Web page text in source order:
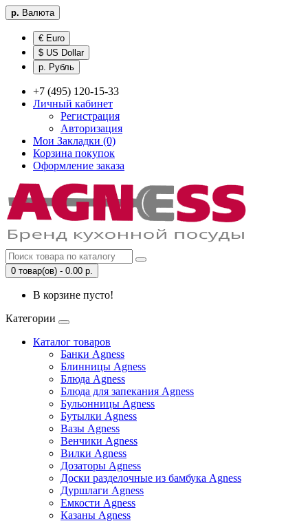
р. Валюта
€ Euro
$ US Dollar
р. Рубль
+7 (495) 120-15-33
Личный кабинет
Регистрация
Авторизация
Мои Закладки (0)
Корзина покупок
Оформление заказа
0 товар(ов) - 0.00 р.
В корзине пусто!
Категории
Каталог товаров
Банки Agness
Блинницы Agness
Блюда Agness
Блюда для запекания Agness
Бульонницы Agness
Бутылки Agness
Вазы Agness
Венчики Agness
Вилки Agness
Дозаторы Agness
Доски разделочные из бамбука Agness
Дуршлаги Agness
Емкости Agness
Казаны Agness